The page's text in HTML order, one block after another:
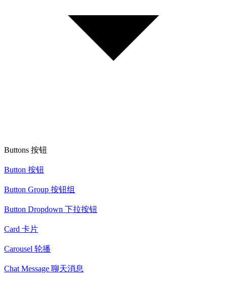
Buttons 按钮
Button 按钮
Button Group 按钮组
Button Dropdown 下拉按钮
Card 卡片
Carousel 轮播
Chat Message 聊天消息